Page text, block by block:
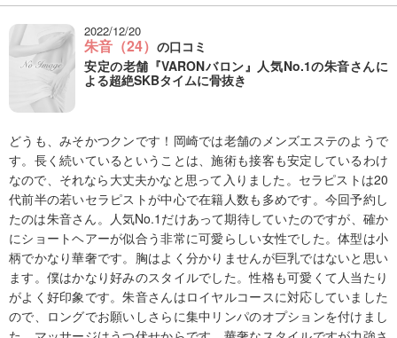
2022/12/20
朱音（24） の口コミ
安定の老舗『VARONバロン』人気No.1の朱音さんに
よる超絶SKBタイムに骨抜き
どうも、みそかつクンです！岡崎では老舗のメンズエステのようで
す。長く続いているということは、施術も接客も安定しているわけ
なので、それなら大丈夫かなと思って入りました。セラピストは20
代前半の若いセラピストが中心で在籍人数も多めです。今回予約し
たのは朱音さん。人気No.1だけあって期待していたのですが、確か
にショートヘアーが似合う非常に可愛らしい女性でした。体型は小
柄でかなり華奢です。胸はよく分かりませんが巨乳ではないと思い
ます。僕はかなり好みのスタイルでした。性格も可愛くて人当たり
がよく好印象です。朱音さんはロイヤルコースに対応していました
ので、ロングでお願いしさらに集中リンパのオプションを付けまし